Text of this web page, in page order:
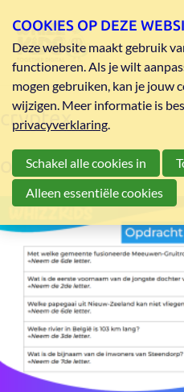
cryptex
Opdracht 1: cryptex
COOKIES OP DEZE
Deze website maakt gebruik
functioneren. Als je wilt
mogen gebruiken, kan je jouw
wijzigen. Meer informatie is
privacyverklaring.
Schakel alle cookies in
Alleen essentiële cookies